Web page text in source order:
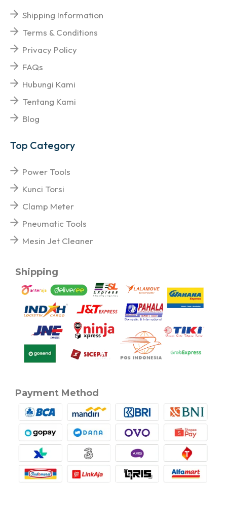
Shipping Information
Terms & Conditions
Privacy Policy
FAQs
Hubungi Kami
Tentang Kami
Blog
Top Category
Power Tools
Kunci Torsi
Clamp Meter
Pneumatic Tools
Mesin Jet Cleaner
Shipping
Payment Method